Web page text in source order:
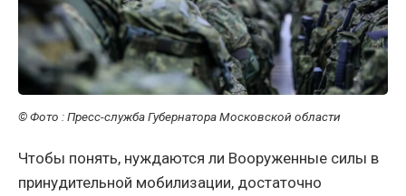
© Фото : Пресс-служба Губернатора Московской области
Чтобы понять, нуждаются ли Вооруженные силы в
принудительной мобилизации, достаточно